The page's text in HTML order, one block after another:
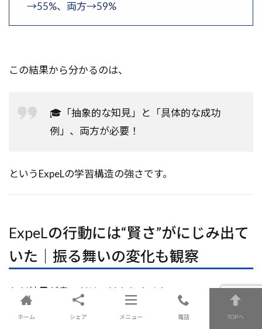
→55%、両方→59%
この結果から分かるのは、
🎓「抽象的な知見」と「具体的な成功
例」、両方が必要！
というExpeLの学習構造の強さです。
ExpeLの行動には“賢さ”がにじみ出て
いた｜振る舞いの変化も観察
ただ結果が良いだけではありません。
ExpeLは明らかに「考え方」や「行動パターン」にも進
ホーム シェア メニュー 電話 TOPへ